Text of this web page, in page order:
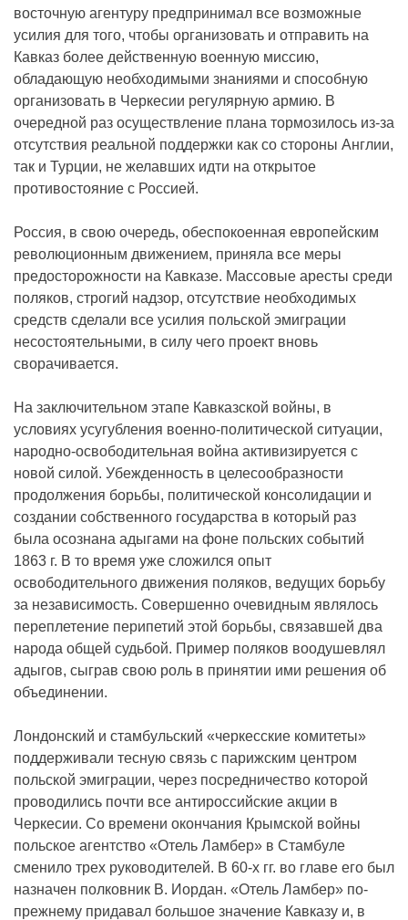
восточную агентуру предпринимал все возможные
усилия для того, чтобы организовать и отправить на
Кавказ более действенную военную миссию,
обладающую необходимыми знаниями и способную
организовать в Черкесии регулярную армию. В
очередной раз осуществление плана тормозилось из-за
отсутствия реальной поддержки как со стороны Англии,
так и Турции, не желавших идти на открытое
противостояние с Россией.
Россия, в свою очередь, обеспокоенная европейским
революционным движением, приняла все меры
предосторожности на Кавказе. Массовые аресты среди
поляков, строгий надзор, отсутствие необходимых
средств сделали все усилия польской эмиграции
несостоятельными, в силу чего проект вновь
сворачивается.
На заключительном этапе Кавказской войны, в
условиях усугубления военно-политической ситуации,
народно-освободительная война активизируется с
новой силой. Убежденность в целесообразности
продолжения борьбы, политической консолидации и
создании собственного государства в который раз
была осознана адыгами на фоне польских событий
1863 г. В то время уже сложился опыт
освободительного движения поляков, ведущих борьбу
за независимость. Совершенно очевидным являлось
переплетение перипетий этой борьбы, связавшей два
народа общей судьбой. Пример поляков воодушевлял
адыгов, сыграв свою роль в принятии ими решения об
объединении.
Лондонский и стамбульский «черкесские комитеты»
поддерживали тесную связь с парижским центром
польской эмиграции, через посредничество которой
проводились почти все антироссийские акции в
Черкесии. Со времени окончания Крымской войны
польское агентство «Отель Ламбер» в Стамбуле
сменило трех руководителей. В 60-х гг. во главе его был
назначен полковник В. Иордан. «Отель Ламбер» по-
прежнему придавал большое значение Кавказу и, в